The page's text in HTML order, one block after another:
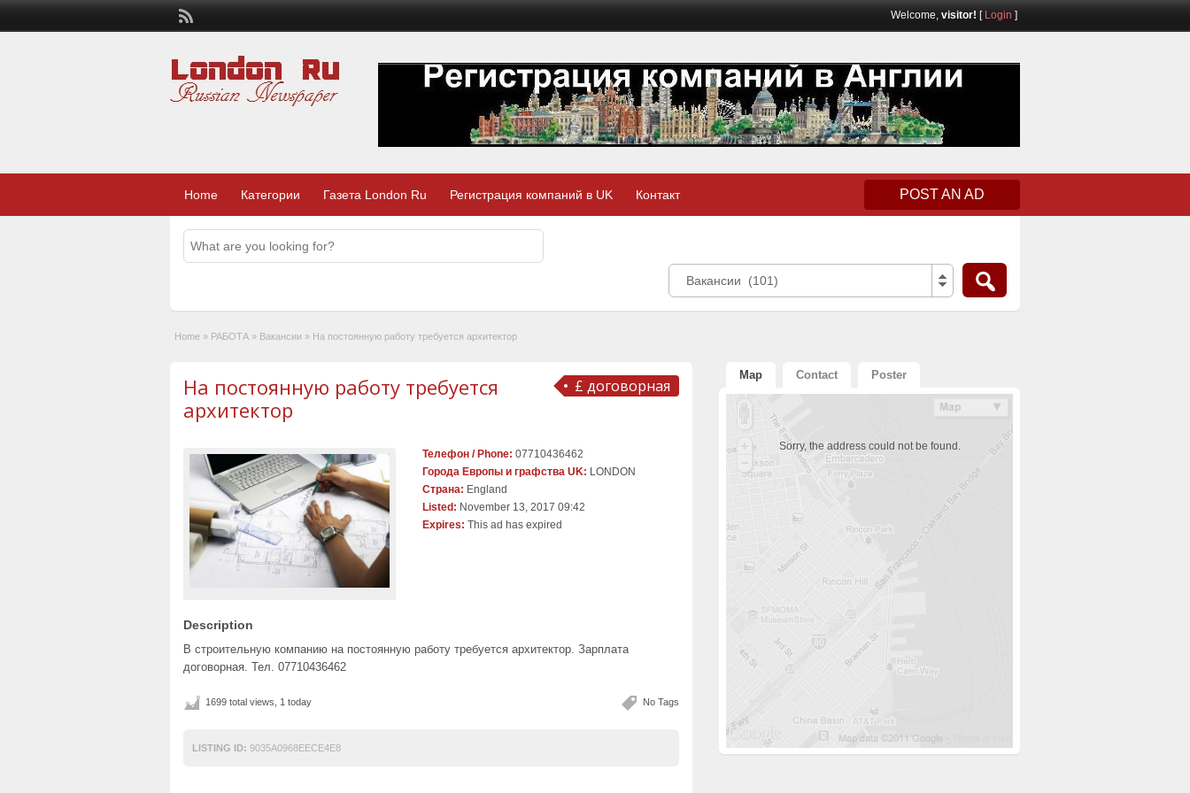
Welcome, visitor! [ Login ]
Home Категории Газета London Ru Регистрация компаний в UK Контакт POST AN AD
Вакансии (101)
Home » РАБОТА » Вакансии » На постоянную работу требуется архитектор
£ договорная
На постоянную работу требуется
архитектор
Телефон / Phone: 07710436462
Города Европы и графства UK: LONDON
Страна: England
Listed: November 13, 2017 09:42
Expires: This ad has expired
Description
В строительную компанию на постоянную работу требуется архитектор. Зарплата
договорная. Тел. 07710436462
No Tags
1699 total views, 1 today
LISTING ID: 9035A0968EECE4E8
Map Contact Poster
Sorry, the address could not be found.